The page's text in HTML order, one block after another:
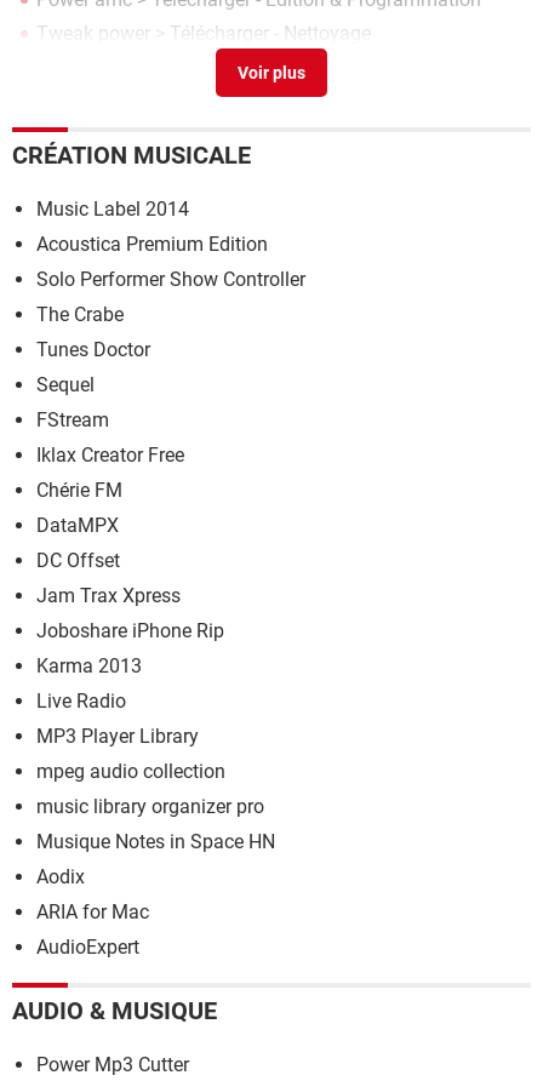
Tweak power > Télécharger - Nettoyage
> Télécharger - Montage & Édition
CRÉATION MUSICALE
Music Label 2014
Acoustica Premium Edition
Solo Performer Show Controller
The Crabe
Tunes Doctor
Sequel
FStream
Iklax Creator Free
Chérie FM
DataMPX
DC Offset
Jam Trax Xpress
Joboshare iPhone Rip
Karma 2013
Live Radio
MP3 Player Library
mpeg audio collection
music library organizer pro
Musique Notes in Space HN
Aodix
ARIA for Mac
AudioExpert
AUDIO & MUSIQUE
Power Mp3 Cutter